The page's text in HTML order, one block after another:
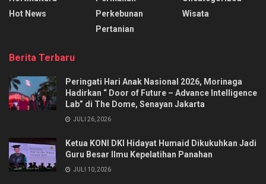
Hot News
Perkebunan
Pertanian
Wisata
Berita Terbaru
Peringati Hari Anak Nasional 2026, Morinaga
Hadirkan “ Door of Future – Advance Intelligence
Lab” di The Dome, Senayan Jakarta
JULI 26, 2026
Ketua KONI DKI Hidayat Humaid Dikukuhkan Jadi
Guru Besar Ilmu Kepelatihan Panahan
JULI 10, 2026